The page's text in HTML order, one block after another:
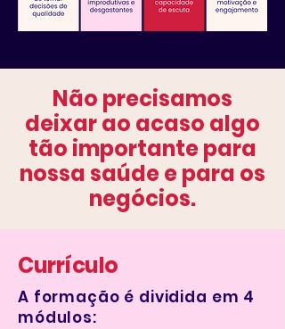
Não precisamos
deixar ao acaso algo
tão importante para
nossa saúde e para os
negócios.
Currículo
A formação é dividida em 4
módulos: